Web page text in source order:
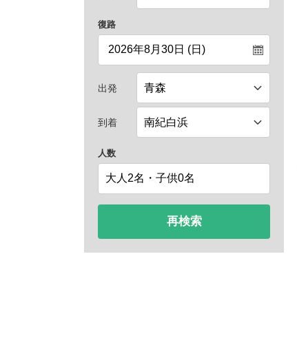
復路
出発
到着
人数
再検索